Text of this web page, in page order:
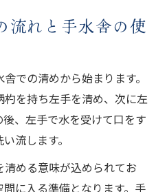
流れと手水舎の使
での清めから始まります。
を持ち左手を清め、次に左
、左手で水を受けて口をす
流します。
める意味が込められてお
に入る準備となります。手